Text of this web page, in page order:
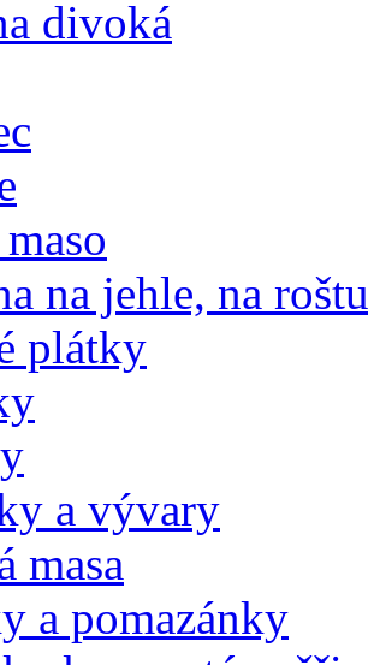
divoká
na jehle, na roštu
plátky
a vývary
masa
a pomazánky